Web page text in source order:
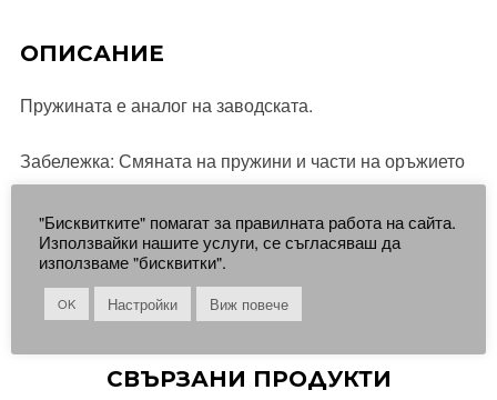
LCP
.380
ОПИСАНИЕ
Пружината е аналог на заводската.
Забележка: Смяната на пружини и части на оръжието
оръжейник!
СВЪРЗАНИ ПРОДУКТИ
"Бисквитките" помагат за правилната работа на сайта.
Използвайки нашите услуги, се съгласяваш да
използваме "бисквитки".
OK Настройки Виж повече